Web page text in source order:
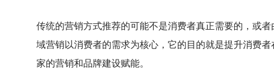
传统的营销方式推荐的可能不是消费者真正需要的，或
域营销以消费者的需求为核心，它的目的就是提升消费
家的营销和品牌建设赋能。